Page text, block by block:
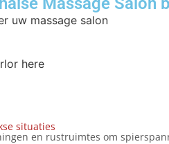
uw massage salon
here
situaties
en rustruimtes om